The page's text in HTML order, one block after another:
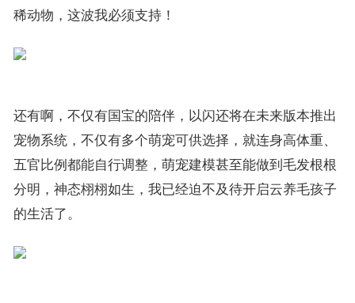
稀动物，这波我必须支持！
还有啊，不仅有国宝的陪伴，以闪还将在未来版本推出
宠物系统，不仅有多个萌宠可供选择，就连身高体重、
五官比例都能自行调整，萌宠建模甚至能做到毛发根根
分明，神态栩栩如生，我已经迫不及待开启云养毛孩子
的生活了。